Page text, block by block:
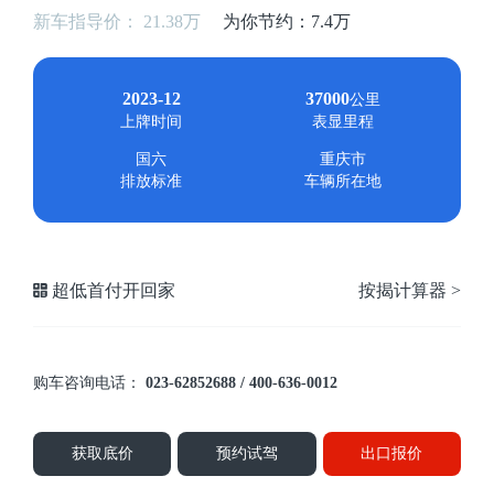
新车指导价： 21.38万 为你节约：7.4万
2023-12
上牌时间
37000公里
表显里程
国六
排放标准
重庆市
车辆所在地
超低首付开回家 按揭计算器 >
购车咨询电话： 023-62852688 / 400-636-0012
获取底价 预约试驾 出口报价